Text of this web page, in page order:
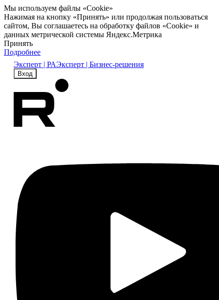
Мы используем файлы «Cookie»
Нажимая на кнопку «Принять» или продолжая пользоваться
сайтом, Вы соглашаетесь на обработку файлов «Cookie» и
данных метрической системы Яндекс.Метрика
Принять
Подробнее
Эксперт | РАЭксперт | Бизнес-решения
Вход